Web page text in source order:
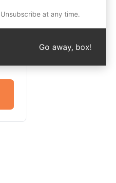
at any time.
Go away, box!